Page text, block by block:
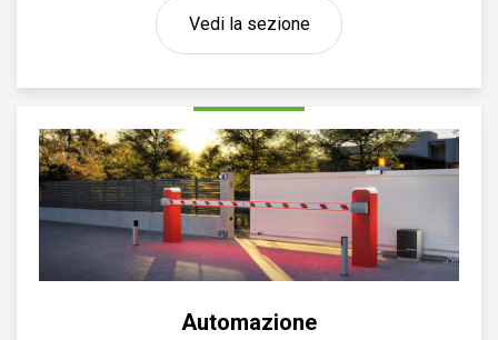
Vedi la sezione
Automazione